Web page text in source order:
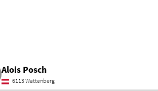
Alois Posch
6113 Wattenberg